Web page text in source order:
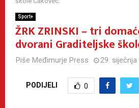
Sport+
ŽRK ZRINSKI – tri
dvorani Graditeljske
Piše Međimurje Press 29. siječnja
PODIJELI 0